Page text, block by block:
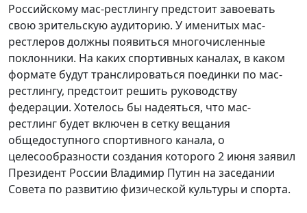
Российскому мас-рестлингу предстоит завоевать
свою зрительскую аудиторию. У именитых мас-
рестлеров должны появиться многочисленные
поклонники. На каких спортивных каналах, в каком
формате будут транслироваться поединки по мас-
рестлингу, предстоит решить руководству
федерации. Хотелось бы надеяться, что мас-
рестлинг будет включен в сетку вещания
общедоступного спортивного канала, о
целесообразности создания которого 2 июня заявил
Президент России Владимир Путин на заседании
Совета по развитию физической культуры и спорта.